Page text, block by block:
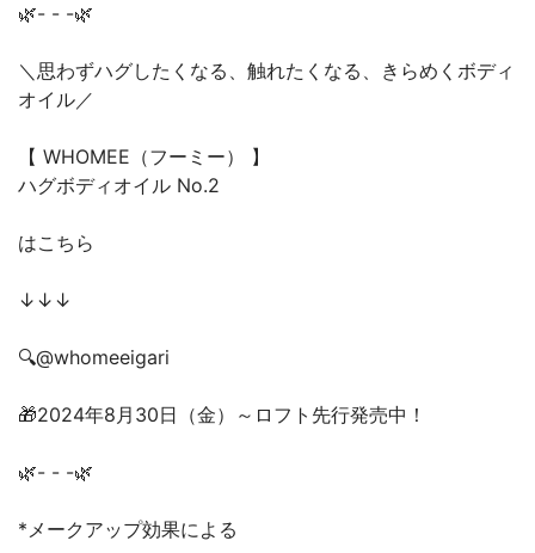
🌿- - -🌿
＼思わずハグしたくなる、触れたくなる、きらめくボディ
オイル／
【 WHOMEE（フーミー） 】
ハグボディオイル No.2
はこちら
↓↓↓
🔍@whomeeigari
🎁2024年8月30日（金）～ロフト先行発売中！
🌿- - -🌿
*メークアップ効果による